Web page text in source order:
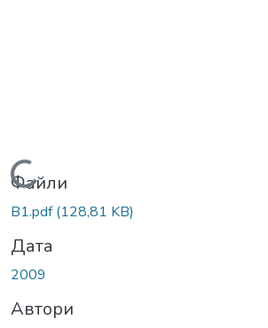
Вантажиться...
Файли
B1.pdf(128,81 KB)
Дата
2009
Автори